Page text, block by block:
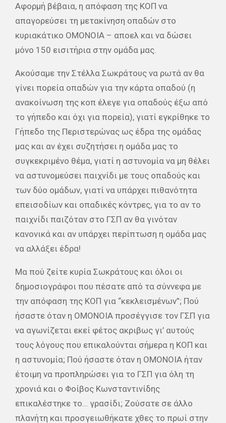
Αφορμή βέβαια, η απόφαση της ΚΟΠ να
απαγορεύσει τη μετακίνηση οπαδών στο
κυριακάτικο ΟΜΟΝΟΙΑ – αποελ και να δώσει
μόνο 150 εισιτήρια στην ομάδα μας.
Ακούσαμε την Στέλλα Σωκράτους να ρωτά αν θα
γίνει πορεία οπαδών για την κάρτα οπαδού (η
ανακοίνωση της κοπ έλεγε για οπαδούς έξω από
το γήπεδο και όχι για πορεία), γιατί εγκρίθηκε το
Γήπεδο της Περιστερώνας ως έδρα της ομάδας
μας και αν έχει συζητήσει η ομάδα μας το
συγκεκριμένο θέμα, γιατί η αστυνομία να μη θέλει
να αστυνομεύσει παιχνίδι με τους οπαδούς και
των δύο ομάδων, γιατί να υπάρχει πιθανότητα
επεισοδίων και οπαδικές κόντρες, για το αν το
παιχνίδι παιζόταν στο ΓΣΠ αν θα γινόταν
κανονικά και αν υπάρχει περίπτωση η ομάδα μας
να αλλάξει έδρα!
Μα πού ζείτε κυρία Σωκράτους και όλοι οι
δημοσιογράφοι που πέσατε από τα σύννεφα με
την απόφαση της ΚΟΠ για “κεκλεισμένων”; Πού
ήσαστε όταν η ΟΜΟΝΟΙΑ προσέγγισε τον ΓΣΠ για
να αγωνίζεται εκεί φέτος ακριβως γι’ αυτούς
τους λόγους που επικαλούνται σήμερα η ΚΟΠ και
η αστυνομία; Πού ήσαστε όταν η ΟΜΟΝΟΙΑ ήταν
έτοιμη να προπληρώσει για το ΓΣΠ για όλη τη
χρονιά και ο Φοίβος Κωνσταντινίδης
επικαλέστηκε το… γρασίδι; Ζούσατε σε άλλο
πλανήτη και προσγειωθήκατε χθες το πρωί στην